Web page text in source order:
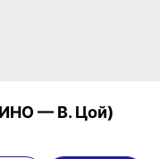
— В. Цой)